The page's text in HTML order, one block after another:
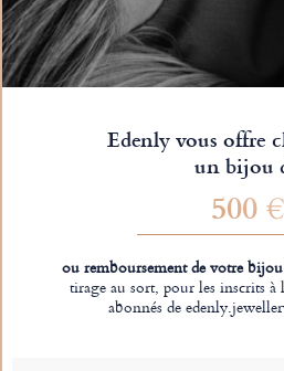
Edenly vous offre
un bijou
500 €
ou remboursement de votre
tirage au sort, pour les inscrits à
abonnés de